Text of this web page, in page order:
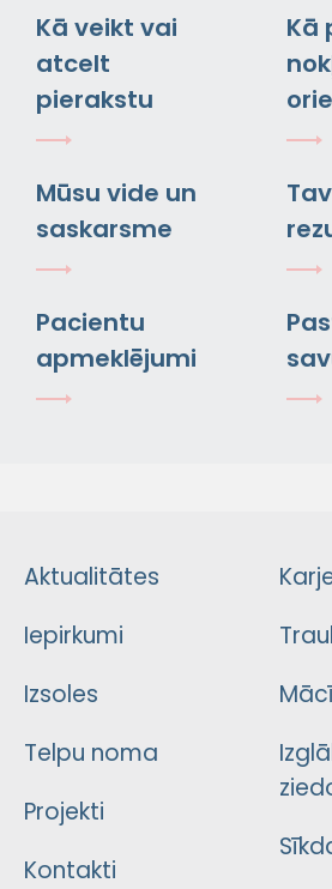
Kā veikt vai
atcelt
pierakstu
Kā
Mūsu vide un
saskarsme
Pacientu
apmeklējumi
Aktualitātes
Iepirkumi
Izsoles
Telpu noma
Projekti
Kontakti